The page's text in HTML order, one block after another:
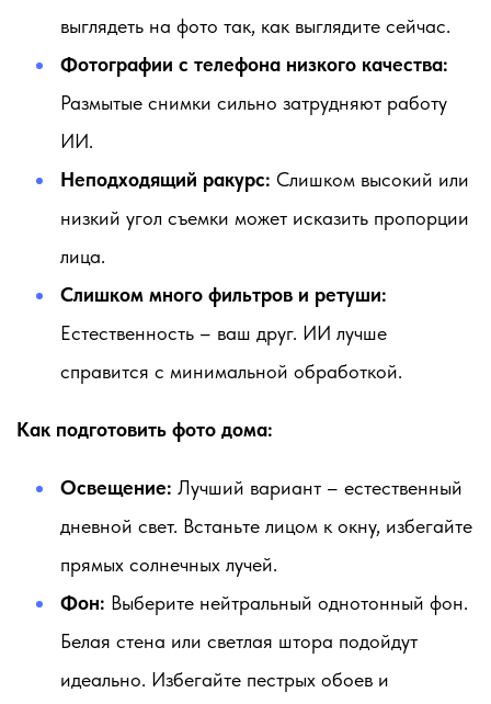
выглядеть на фото так, как выглядите сейчас.
Фотографии с телефона низкого качества:
Размытые снимки сильно затрудняют работу
ИИ.
Неподходящий ракурс: Слишком высокий или
низкий угол съемки может исказить пропорции
лица.
Слишком много фильтров и ретуши:
Естественность – ваш друг. ИИ лучше
справится с минимальной обработкой.
Как подготовить фото дома:
Освещение: Лучший вариант – естественный
дневной свет. Встаньте лицом к окну, избегайте
прямых солнечных лучей.
Фон: Выберите нейтральный однотонный фон.
Белая стена или светлая штора подойдут
идеально. Избегайте пестрых обоев и